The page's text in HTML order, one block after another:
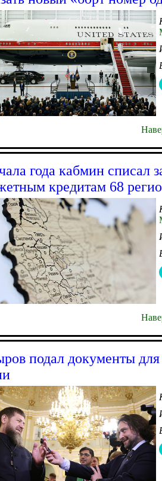
года кабмин списал
кредитам 68
подал документы